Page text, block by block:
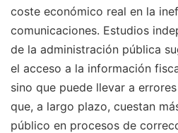
coste económico real en la
comunicaciones. Estudios
de la administración pública
el acceso a la información
sino que puede llevar a
que, a largo plazo, cuestan
público en procesos de